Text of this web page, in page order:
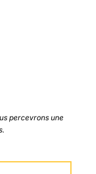
percevrons une